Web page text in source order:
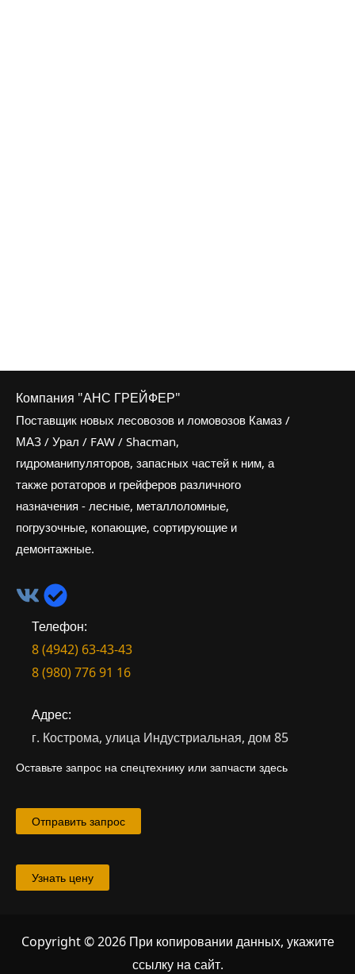
Компания "АНС ГРЕЙФЕР"
Поставщик новых лесовозов и ломовозов Камаз /
МАЗ / Урал / FAW / Shacman,
гидроманипуляторов, запасных частей к ним, а
также ротаторов и грейферов различного
назначения - лесные, металлоломные,
погрузочные, копающие, сортирующие и
демонтажные.
Телефон:
8 (4942) 63-43-43
8 (980) 776 91 16
Адрес:
г. Кострома, улица Индустриальная, дом 85
Оставьте запрос на спецтехнику или запчасти здесь
Отправить запрос
Узнать цену
Copyright © 2026 При копировании данных, укажите
ссылку на сайт.